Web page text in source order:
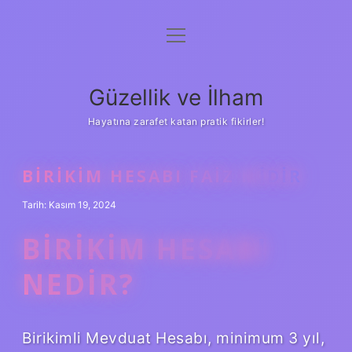
Anasayfa
Yasal Uyarı
menüyü
Güzellik ve İlham
Hayatına zarafet katan pratik fikirler!
BIRIKIM HESABI FAIZ MIDIR
Tarih: Kasım 19, 2024
BIRIKIM HESABI
NEDIR?
Birikimli Mevduat Hesabı, minimum 3 yıl,